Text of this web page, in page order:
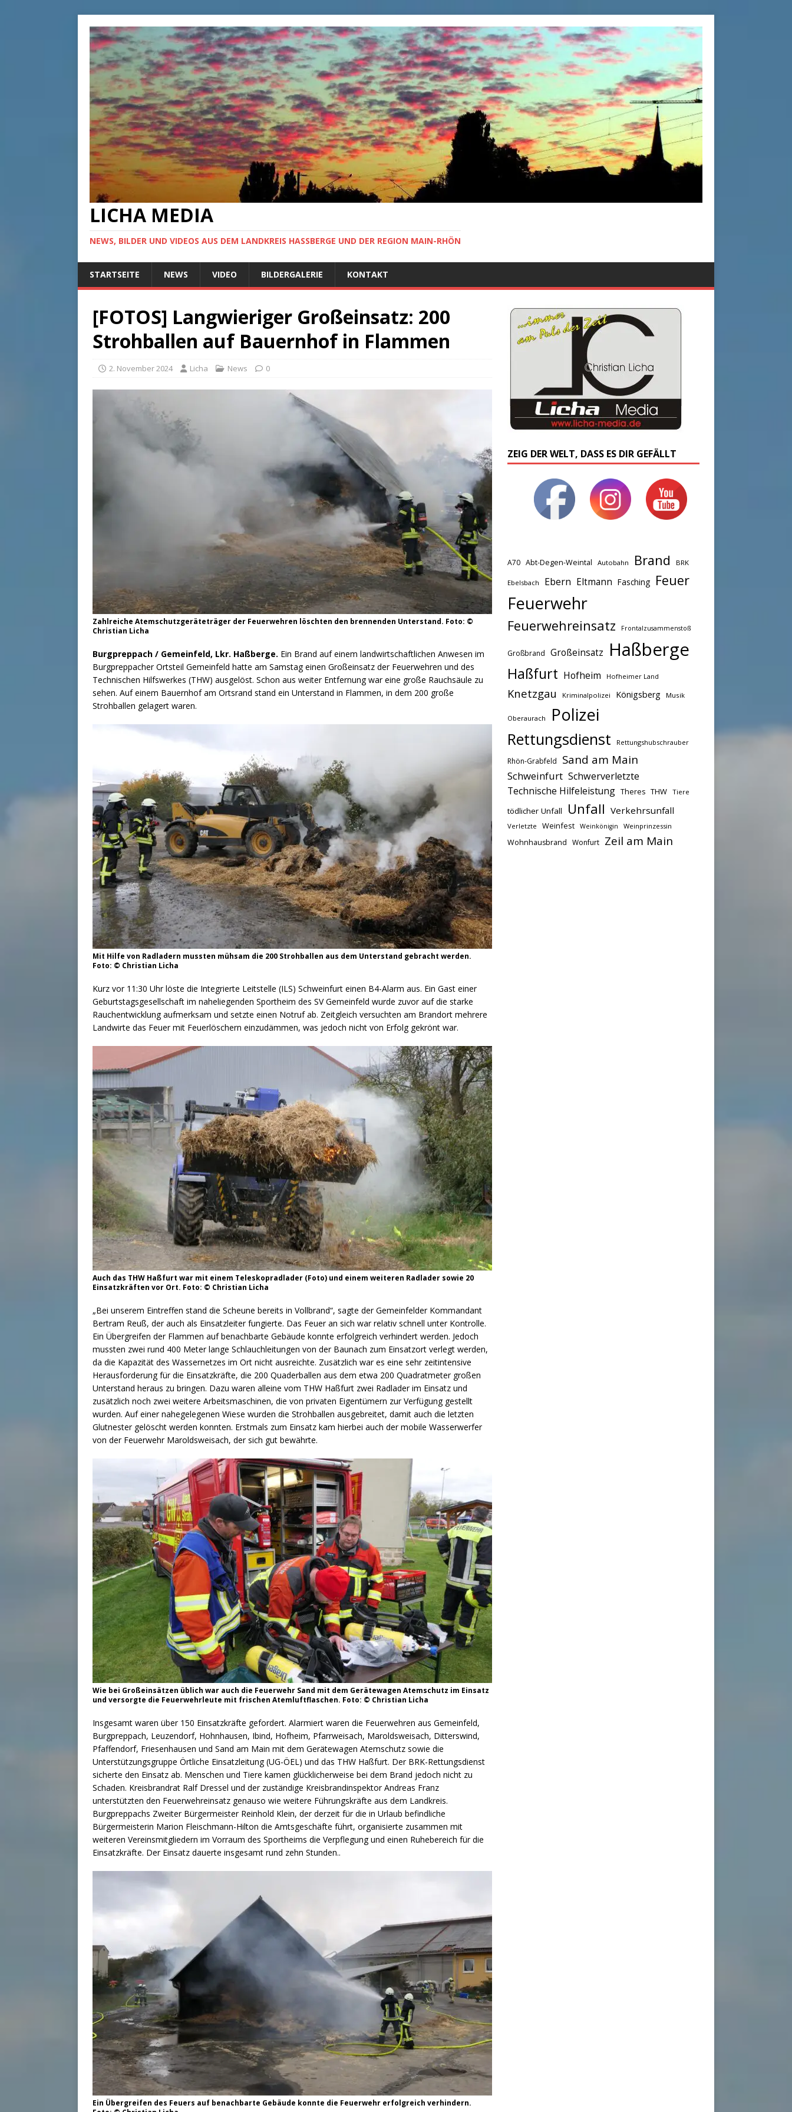
LICHA MEDIA
NEWS, BILDER UND VIDEOS AUS DEM LANDKREIS HASSBERGE UND DER REGION MAIN-RHÖN
STARTSEITE NEWS VIDEO BILDERGALERIE KONTAKT
[FOTOS] Langwieriger Großeinsatz: 200
Strohballen auf Bauernhof in Flammen
2. November 2024 Licha News 0
Zahlreiche Atemschutzgeräteträger der Feuerwehren löschten den brennenden Unterstand. Foto: ©
Christian Licha
Burgpreppach / Gemeinfeld, Lkr. Haßberge. Ein Brand auf einem landwirtschaftlichen Anwesen im
Burgpreppacher Ortsteil Gemeinfeld hatte am Samstag einen Großeinsatz der Feuerwehren und des
Technischen Hilfswerkes (THW) ausgelöst. Schon aus weiter Entfernung war eine große Rauchsäule zu
sehen. Auf einem Bauernhof am Ortsrand stand ein Unterstand in Flammen, in dem 200 große
Strohballen gelagert waren.
Mit Hilfe von Radladern mussten mühsam die 200 Strohballen aus dem Unterstand gebracht werden.
Foto: © Christian Licha
Kurz vor 11:30 Uhr löste die Integrierte Leitstelle (ILS) Schweinfurt einen B4-Alarm aus. Ein Gast einer
Geburtstagsgesellschaft im naheliegenden Sportheim des SV Gemeinfeld wurde zuvor auf die starke
Rauchentwicklung aufmerksam und setzte einen Notruf ab. Zeitgleich versuchten am Brandort mehrere
Landwirte das Feuer mit Feuerlöschern einzudämmen, was jedoch nicht von Erfolg gekrönt war.
Auch das THW Haßfurt war mit einem Teleskopradlader (Foto) und einem weiteren Radlader sowie 20
Einsatzkräften vor Ort. Foto: © Christian Licha
„Bei unserem Eintreffen stand die Scheune bereits in Vollbrand“, sagte der Gemeinfelder Kommandant
Bertram Reuß, der auch als Einsatzleiter fungierte. Das Feuer an sich war relativ schnell unter Kontrolle.
Ein Übergreifen der Flammen auf benachbarte Gebäude konnte erfolgreich verhindert werden. Jedoch
mussten zwei rund 400 Meter lange Schlauchleitungen von der Baunach zum Einsatzort verlegt werden,
da die Kapazität des Wassernetzes im Ort nicht ausreichte. Zusätzlich war es eine sehr zeitintensive
Herausforderung für die Einsatzkräfte, die 200 Quaderballen aus dem etwa 200 Quadratmeter großen
Unterstand heraus zu bringen. Dazu waren alleine vom THW Haßfurt zwei Radlader im Einsatz und
zusätzlich noch zwei weitere Arbeitsmaschinen, die von privaten Eigentümern zur Verfügung gestellt
wurden. Auf einer nahegelegenen Wiese wurden die Strohballen ausgebreitet, damit auch die letzten
Glutnester gelöscht werden konnten. Erstmals zum Einsatz kam hierbei auch der mobile Wasserwerfer
von der Feuerwehr Maroldsweisach, der sich gut bewährte.
Wie bei Großeinsätzen üblich war auch die Feuerwehr Sand mit dem Gerätewagen Atemschutz im Einsatz
und versorgte die Feuerwehrleute mit frischen Atemluftflaschen. Foto: © Christian Licha
Insgesamt waren über 150 Einsatzkräfte gefordert. Alarmiert waren die Feuerwehren aus Gemeinfeld,
Burgpreppach, Leuzendorf, Hohnhausen, Ibind, Hofheim, Pfarrweisach, Maroldsweisach, Ditterswind,
Pfaffendorf, Friesenhausen und Sand am Main mit dem Gerätewagen Atemschutz sowie die
Unterstützungsgruppe Örtliche Einsatzleitung (UG-ÖEL) und das THW Haßfurt. Der BRK-Rettungsdienst
sicherte den Einsatz ab. Menschen und Tiere kamen glücklicherweise bei dem Brand jedoch nicht zu
Schaden. Kreisbrandrat Ralf Dressel und der zuständige Kreisbrandinspektor Andreas Franz
unterstützten den Feuerwehreinsatz genauso wie weitere Führungskräfte aus dem Landkreis.
Burgpreppachs Zweiter Bürgermeister Reinhold Klein, der derzeit für die in Urlaub befindliche
Bürgermeisterin Marion Fleischmann-Hilton die Amtsgeschäfte führt, organisierte zusammen mit
weiteren Vereinsmitgliedern im Vorraum des Sportheims die Verpflegung und einen Ruhebereich für die
Einsatzkräfte. Der Einsatz dauerte insgesamt rund zehn Stunden..
Ein Übergreifen des Feuers auf benachbarte Gebäude konnte die Feuerwehr erfolgreich verhindern.
ZEIG DER WELT, DASS ES DIR GEFÄLLT
A70 Abt-Degen-Weintal Autobahn Brand BRK
Ebelsbach Ebern Eltmann Fasching Feuer
Feuerwehr
Feuerwehreinsatz Frontalzusammenstoß
Großbrand Großeinsatz Haßberge
Haßfurt Hofheim Hofheimer Land
Knetzgau Kriminalpolizei Königsberg Musik
Oberaurach Polizei
Rettungsdienst Rettungshubschrauber
Rhön-Grabfeld Sand am Main
Schweinfurt Schwerverletzte
Technische Hilfeleistung Theres THW Tiere
tödlicher Unfall Unfall Verkehrsunfall
Verletzte Weinfest Weinkönigin Weinprinzessin
Wohnhausbrand Wonfurt Zeil am Main